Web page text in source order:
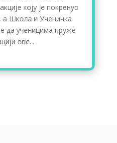
коју је покренуо
а Школа и Ученичка
да ученицима пруже
ове...